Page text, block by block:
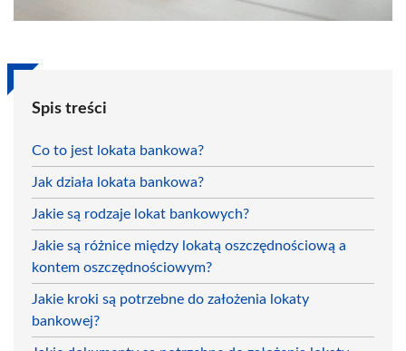
Spis treści
Co to jest lokata bankowa?
Jak działa lokata bankowa?
Jakie są rodzaje lokat bankowych?
Jakie są różnice między lokatą oszczędnościową a
kontem oszczędnościowym?
Jakie kroki są potrzebne do założenia lokaty
bankowej?